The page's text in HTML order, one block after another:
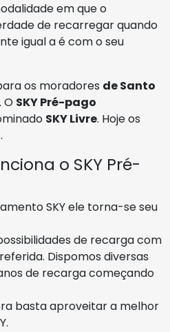
em que o
de recarregar quando
igual a é com o seu
os moradores de Santo
. O SKY Pré-pago
SKY Livre. Hoje os
o SKY Pré-
SKY ele torna-se seu
de recarga com
Dispomos diversas
de recarga começando
basta aproveitar a melhor